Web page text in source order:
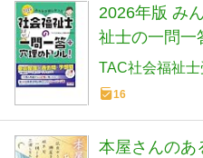
2026年版 み
祉士の一問一
整理＋過去問
シート付き】
TAC社会福祉
16
本屋さんのあ